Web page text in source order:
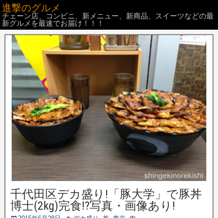
進撃のグルメ
チェーン店、コンビニ、新メニュー、新商品、スイーツなどの最
新グルメを最速でお届け！！！
千代田区デカ盛り!「豚大学」で豚丼
博士(2kg)完食!?写真・画像あり!